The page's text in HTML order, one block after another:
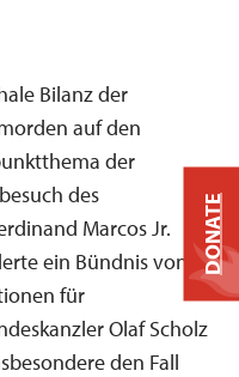
Bilanz der
auf den
der
des
Marcos Jr.
ein Bündnis von
für
Olaf Scholz
den Fall
DONATE